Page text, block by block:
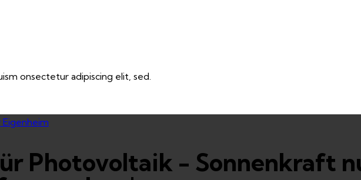
onsectetur adipiscing elit, sed.
Photovoltaik - Sonnenkraft